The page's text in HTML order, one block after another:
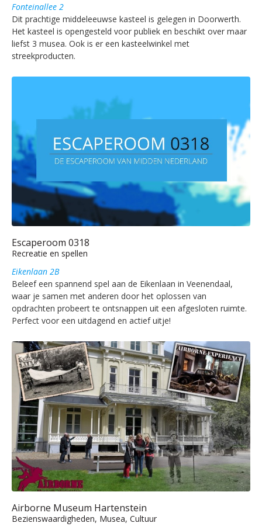
Fonteinallee 2
Dit prachtige middeleeuwse kasteel is gelegen in Doorwerth.
Het kasteel is opengesteld voor publiek en beschikt over maar
liefst 3 musea. Ook is er een kasteelwinkel met
streekproducten.
Escaperoom 0318
Recreatie en spellen
Eikenlaan 2B
Beleef een spannend spel aan de Eikenlaan in Veenendaal,
waar je samen met anderen door het oplossen van
opdrachten probeert te ontsnappen uit een afgesloten ruimte.
Perfect voor een uitdagend en actief uitje!
Airborne Museum Hartenstein
Bezienswaardigheden, Musea, Cultuur